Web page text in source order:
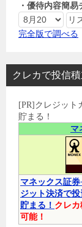
・優待内容簡易
完全版で調べる
クレカで投信積
[PR]クレジット
貯まる！
マ
マネックス証
ジット決済で
貯まる！ クレ
可能！